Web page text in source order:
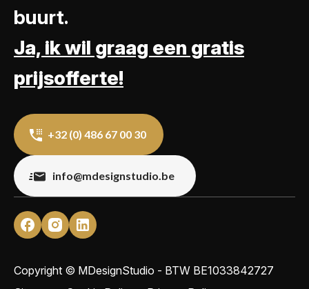
buurt.
Ja, ik wil graag een gratis
prijsofferte!
+32 (0) 486 67 00 30
info@mdesignstudio.be
Copyright © MDesignStudio - BTW BE1033842727